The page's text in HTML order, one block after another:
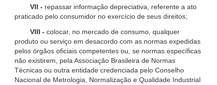
VII - repassar informação depreciativa, referente a ato
praticado pelo consumidor no exercício de seus direitos;
VIII - colocar, no mercado de consumo, qualquer
produto ou serviço em desacordo com as normas expedidas
pelos órgãos oficiais competentes ou, se normas específicas
não existirem, pela Associação Brasileira de Normas
Técnicas ou outra entidade credenciada pelo Conselho
Nacional de Metrologia, Normalização e Qualidade Industrial